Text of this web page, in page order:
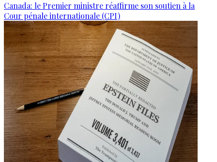
Canada: le Premier ministre réaffirme son soutien à la
Cour pénale internationale (CPI)